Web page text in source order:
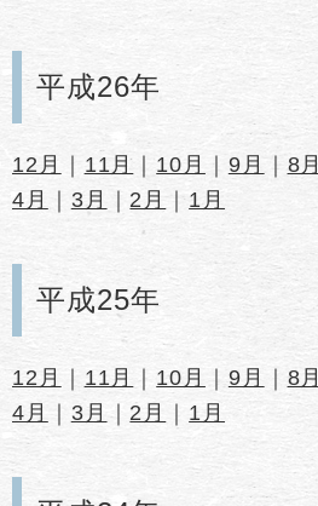
平成26年
12月 ｜ 11月 ｜ 10月 ｜ 9月 ｜ 8月
4月
｜ 3月 ｜ 2月 ｜ 1月
平成25年
12月 ｜ 11月 ｜ 10月 ｜ 9月 ｜ 8月
4月
｜ 3月 ｜ 2月 ｜ 1月